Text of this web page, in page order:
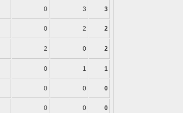
0 3 3
0 2 2
2 0 2
0 1 1
0 0 0
0 0 0